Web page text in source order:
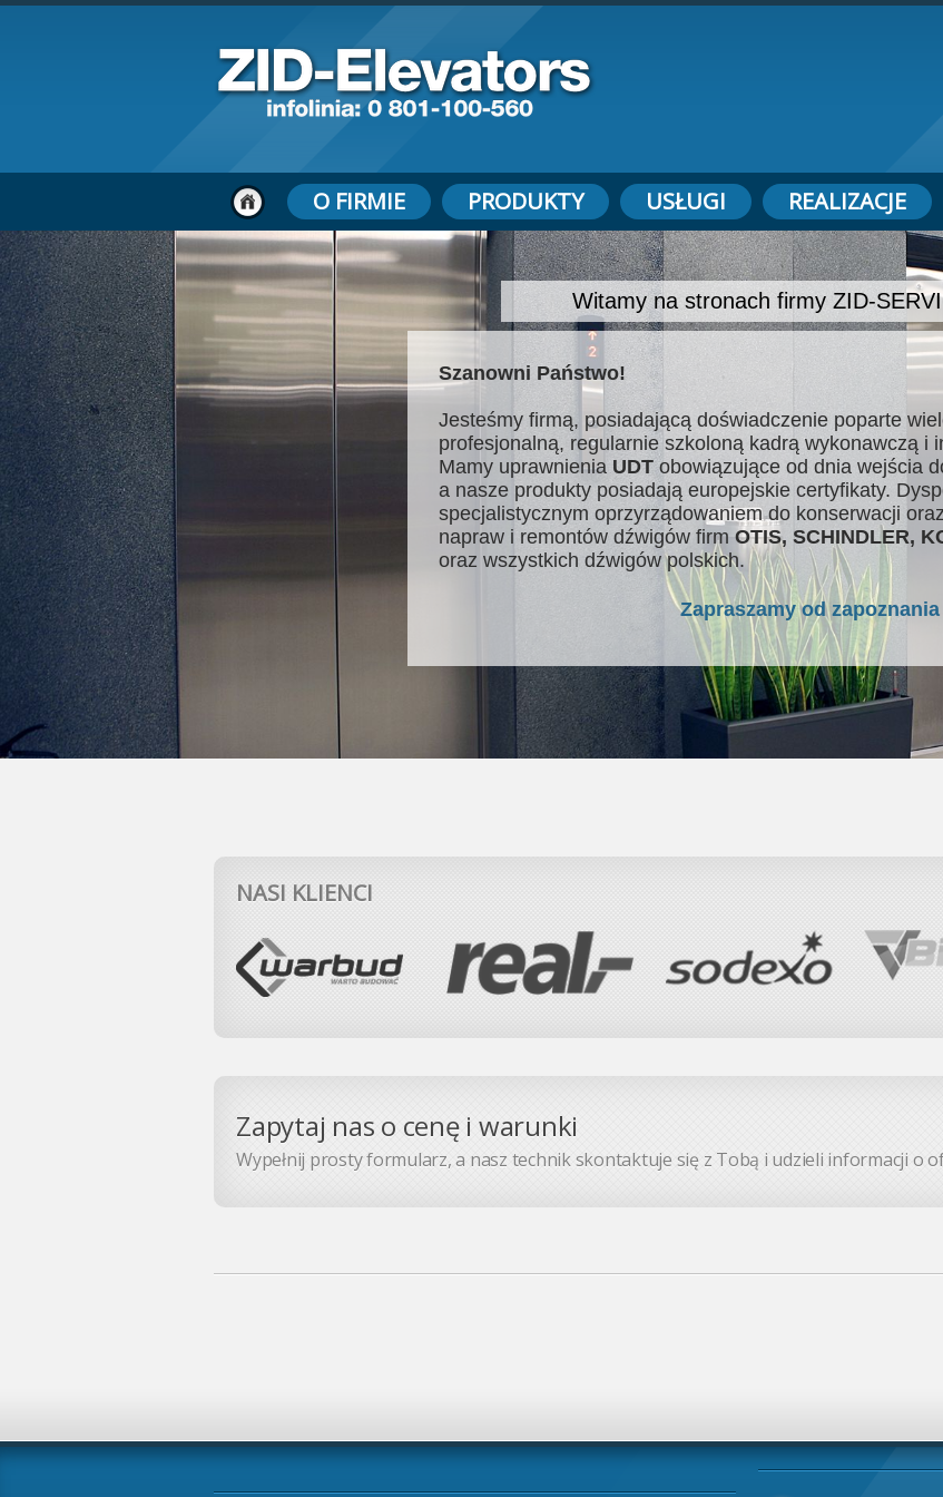
O FIRMIE PRODUKTY USŁUGI REALIZACJE
Witamy na stronach firmy ZID-
Szanowni Państwo!
Jesteśmy firmą, posiadającą doświadczenie poparte
profesjonalną, regularnie szkoloną kadrą wykonawczą i
Mamy uprawnienia UDT obowiązujące od dnia wejścia
a nasze produkty posiadają europejskie certyfikaty.
specjalistycznym oprzyrządowaniem do konserwacji
napraw i remontów dźwigów firmOTIS, SCHINDLER,
oraz wszystkich dźwigów polskich.
Zapraszamy od
NASI KLIENCI
Zapytaj nas o cenę i warunki
Wypełnij prosty formularz, a nasz technik skontaktuje się z Tobą i udzieli informacji o